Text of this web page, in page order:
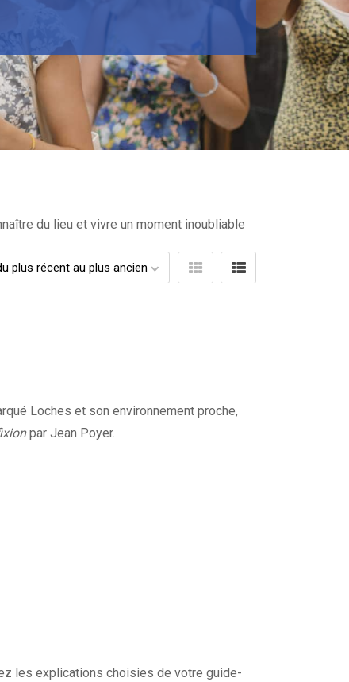
du lieu et vivre un moment inoubliable
Loches et son environnement proche,
par Jean Poyer.
les explications choisies de votre guide-